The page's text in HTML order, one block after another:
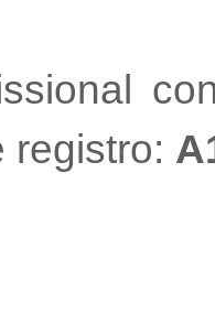
registro: